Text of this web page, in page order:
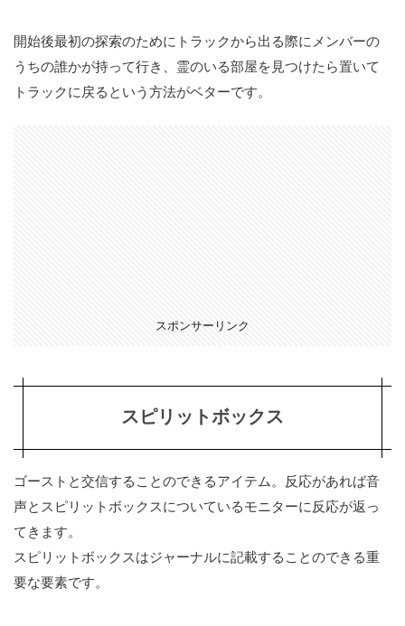
ケミカ
ルライ
最初に
テム
順と流
れ）
1
お
り
開始後最初の探索のためにトラックから出る際にメンバーの
うちの誰かが持って行き、霊のいる部屋を見つけたら置いて
トラックに戻るという方法がベターです。
スポンサーリンク
スピリットボックス
ゴーストと交信することのできるアイテム。反応があれば音
声とスピリットボックスについているモニターに反応が返っ
てきます。
スピリットボックスはジャーナルに記載することのできる重
要な要素です。